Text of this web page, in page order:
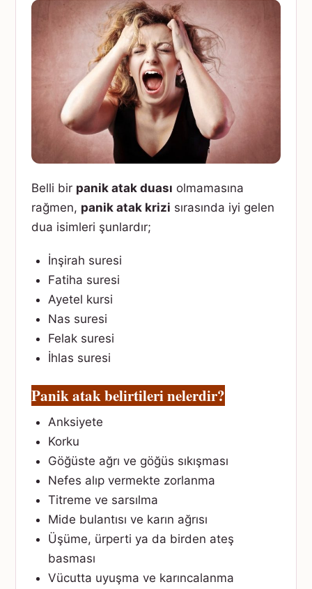
Belli bir panik atak duası olmamasına
rağmen, panik atak krizi sırasında iyi gelen
dua isimleri şunlardır;
İnşirah suresi
Fatiha suresi
Ayetel kursi
Nas suresi
Felak suresi
İhlas suresi
Panik atak belirtileri nelerdir?
Anksiyete
Korku
Göğüste ağrı ve göğüs sıkışması
Nefes alıp vermekte zorlanma
Titreme ve sarsılma
Mide bulantısı ve karın ağrısı
Üşüme, ürperti ya da birden ateş
basması
Vücutta uyuşma ve karıncalanma